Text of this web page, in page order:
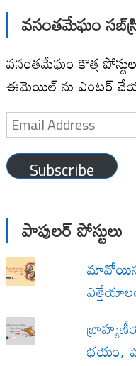
వసంతమేఘం
వసంతమేఘం కొత్త
ఈమెయిల్ ను ఎంటర్
Email
Address
Subscribe
పాపులర్ పోస్టులు
భయం,